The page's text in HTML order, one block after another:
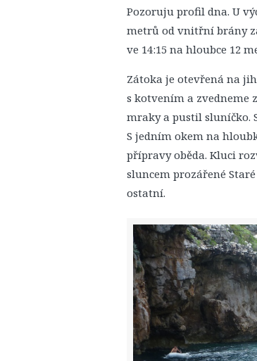
Pozoruju profil dna. U
metrů od vnitřní brány
ve 14:15 na hloubce 12
Zátoka je otevřená na
s kotvením a zvedneme
mraky a pustil sluníčko.
S jedním okem na
přípravy oběda. Kluci
sluncem prozářené
ostatní.